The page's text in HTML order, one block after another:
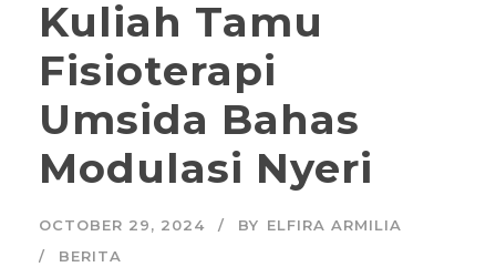
Kuliah Tamu
Fisioterapi
Umsida Bahas
Modulasi Nyeri
OCTOBER 29, 2024 BY ELFIRA ARMILIA
BERITA